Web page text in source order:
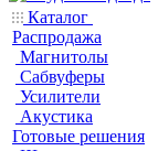
Каталог
Распродажа
Магнитолы
Сабвуферы
Усилители
Акустика
Готовые решения